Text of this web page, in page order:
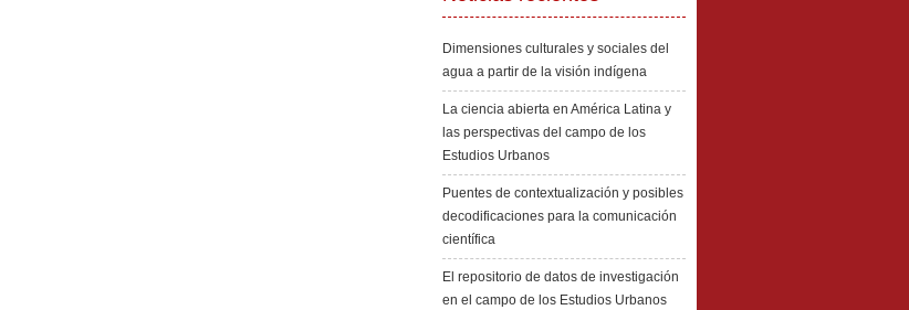
Dimensiones culturales y sociales del
agua a partir de la visión indígena
La ciencia abierta en América Latina y
las perspectivas del campo de los
Estudios Urbanos
Puentes de contextualización y posibles
decodificaciones para la comunicación
científica
El repositorio de datos de investigación
en el campo de los Estudios Urbanos